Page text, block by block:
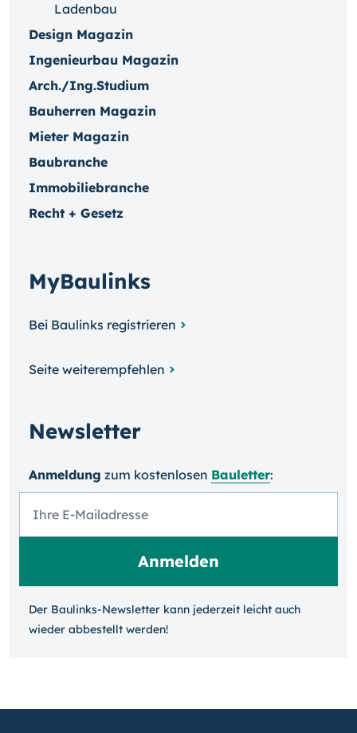
Ladenbau
Design Magazin
Ingenieurbau Magazin
Arch./Ing.Studium
Bauherren Magazin
Mieter Magazin
Baubranche
Immobiliebranche
Recht + Gesetz
MyBaulinks
Bei Baulinks registrieren
Seite weiterempfehlen
Newsletter
Anmeldung zum kosten­losen Bauletter:
Der Baulinks-Newsletter kann jeder­zeit leicht auch
wieder ab­bestellt werden!